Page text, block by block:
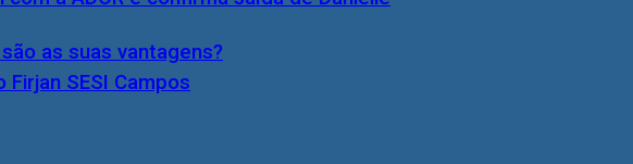
as suas vantagens?
SESI Campos